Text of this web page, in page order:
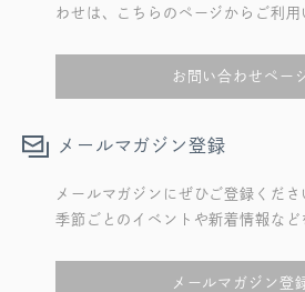
わせは、こちらのページからご利用
お問い合わせペー
メールマガジン登録
メールマガジンにぜひご登録くださ
季節ごとのイベントや新着情報など
メールマガジン登